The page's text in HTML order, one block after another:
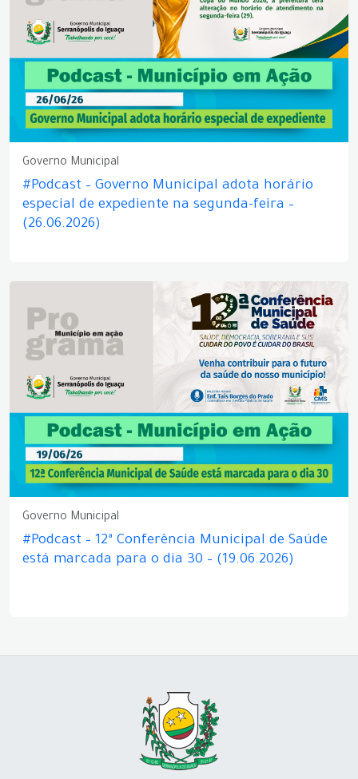
Governo Municipal
#Podcast – Governo Municipal adota horário
especial de expediente na segunda-feira –
(26.06.2026)
Governo Municipal
#Podcast – 12ª Conferência Municipal de Saúde
está marcada para o dia 30 – (19.06.2026)